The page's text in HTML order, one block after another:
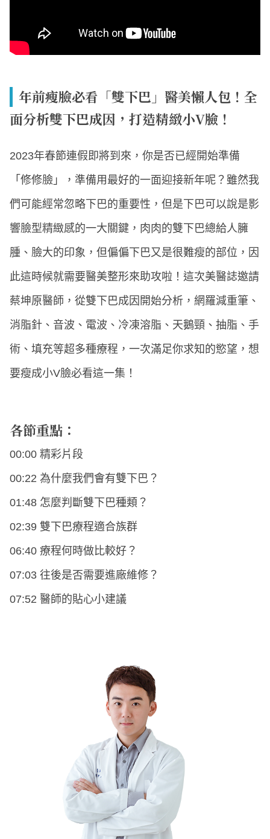
年前瘦臉必看「雙下巴」醫美懶人包！全
面分析雙下巴成因，打造精緻小V臉！
2023年春節連假即將到來，你是否已經開始準備
「修修臉」，準備用最好的一面迎接新年呢？雖然我
們可能經常忽略下巴的重要性，但是下巴可以說是影
響臉型精緻感的一大關鍵，肉肉的雙下巴總給人臃
腫、臉大的印象，但偏偏下巴又是很難瘦的部位，因
此這時候就需要醫美整形來助攻啦！這次美醫誌邀請
蔡坤原醫師，從雙下巴成因開始分析，網羅減重筆、
消脂針、音波、電波、冷凍溶脂、天鵝頸、抽脂、手
術、填充等超多種療程，一次滿足你求知的慾望，想
要瘦成小V臉必看這一集！
各節重點：
00:00 精彩片段
00:22 為什麼我們會有雙下巴？
01:48 怎麼判斷雙下巴種類？
02:39 雙下巴療程適合族群
06:40 療程何時做比較好？
07:03 往後是否需要進廠維修？
07:52 醫師的貼心小建議